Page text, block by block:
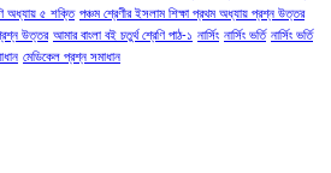
অধ্যায় ৫ শক্তি পঞ্চম শ্রেণীর ইসলাম শিক্ষা প্রথম অধ্যায় প্রশ্ন উত্তর
উত্তর আমার বাংলা বই চতুর্থ শ্রেণি পাঠ-১ নার্সিং নার্সিং ভর্তি নার্সিং ভর্তি
মেডিকেল প্রশ্ন সমাধান